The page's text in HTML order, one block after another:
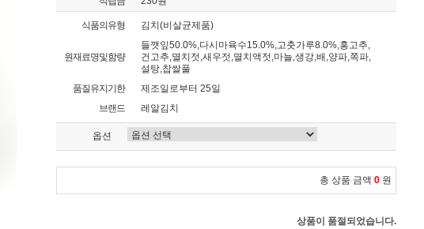
식품의유형 김치(비살균제품)
원재료명및함량
들깻잎50.0%,다시마육수15.0%,고춧가루8.0%,홍고추,
건고추,멸치젓,새우젓,멸치액젓,마늘,생강,배,양파,쪽파,
설탕,찹쌀풀
품질유지기한
제조일로부터 25일
브랜드
레알김치
옵션
총 상품 금액 0 원
상품이 품절되었습니다.